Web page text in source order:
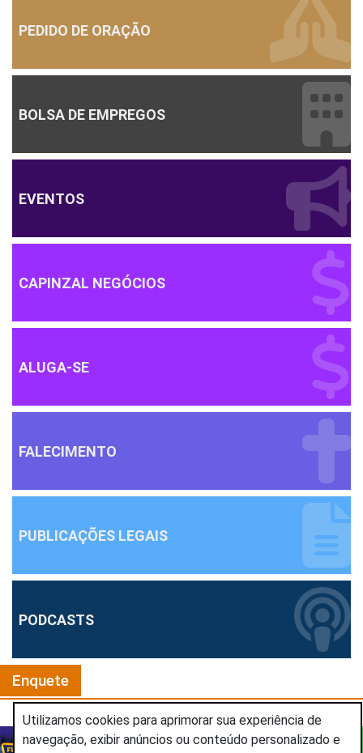
PEDIDO DE ORAÇÃO
BOLSA DE EMPREGOS
EVENTOS
CAPINZAL NEGÓCIOS
ALUGA-SE
FALECIMENTO
PUBLICAÇÕES LEGAIS
PODCASTS
Enquete
Utilizamos cookies para aprimorar sua experiência de
navegação, exibir anúncios ou conteúdo personalizado e
FLASH BACK 102
OUVIR